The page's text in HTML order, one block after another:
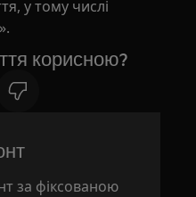
у тому числі
корисною?
за фіксованою